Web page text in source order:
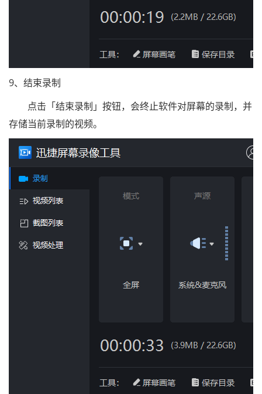
9、结束录制
点击「结束录制」按钮，会终止软件对屏幕的录制，并
存储当前录制的视频。